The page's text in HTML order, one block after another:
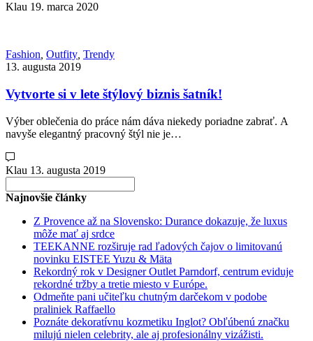
Klau 19. marca 2020
Fashion Outfity Trendy
13. augusta 2019
Vytvorte si v lete štýlový biznis šatník!
Výber oblečenia do práce nám dáva niekedy poriadne zabrať. A
navyše elegantný pracovný štýl nie je…
Klau 13. augusta 2019
for:
Najnovšie články
Z Provence až na Slovensko: Durance dokazuje, že luxus
môže mať aj srdce
TEEKANNE rozširuje rad ľadových čajov o limitovanú
novinku EISTEE Yuzu & Mäta
Rekordný rok v Designer Outlet Parndorf, centrum eviduje
rekordné tržby a tretie miesto v Európe.
Odmeňte pani učiteľku chutným darčekom v podobe
praliniek Raffaello
Poznáte dekoratívnu kozmetiku Inglot? Obľúbenú značku
milujú nielen celebrity, ale aj profesionálny vizážisti.